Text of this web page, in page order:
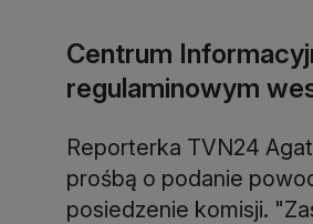
Centrum
regulaminowym
Reporterka TVN24
prośbą o podanie
posiedzenie komisji.